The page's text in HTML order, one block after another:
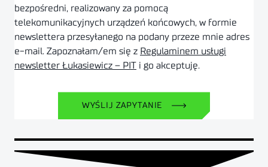
bezpośredni, realizowany za pomocą
telekomunikacyjnych urządzeń końcowych, w formie
newslettera przesyłanego na podany przeze mnie adres
e-mail. Zapoznałam/em się z Regulaminem usługi
newsletter Łukasiewicz – PIT i go akceptuję.
WYŚLIJ ZAPYTANIE